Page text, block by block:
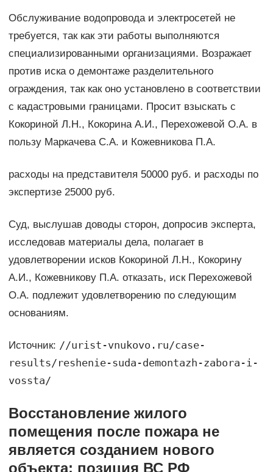
Обслуживание водопровода и электросетей не
требуется, так как эти работы выполняются
специализированными организациями. Возражает
против иска о демонтаже разделительного
ограждения, так как оно установлено в соответствии
с кадастровыми границами. Просит взыскать с
Кокориной Л.Н., Кокорина А.И., Перехожевой О.А. в
пользу Маркачева С.А. и Кожевникова П.А.
расходы на представителя 50000 руб. и расходы по
экспертизе 25000 руб.
Суд, выслушав доводы сторон, допросив эксперта,
исследовав материалы дела, полагает в
удовлетворении исков Кокориной Л.Н., Кокорину
А.И., Кожевникову П.А. отказать, иск Перехожевой
О.А. подлежит удовлетворению по следующим
основаниям.
Источник: //urist-vnukovo.ru/case-
results/reshenie-suda-demontazh-zabora-i-
vossta/
Восстановление жилого
помещения после пожара не
является созданием нового
объекта: позиция ВС РФ